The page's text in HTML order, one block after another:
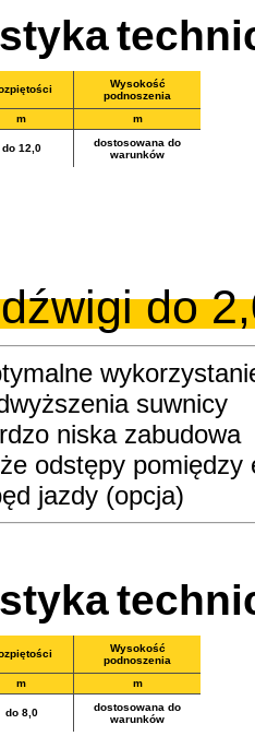
Wysokość
podnoszenia
m m
do 12,0
dostosowana do
warunków
do
suwnicy
niska zabudowa
odstępy
jazdy (opcja)
Wysokość
podnoszenia
m m
do 8,0
dostosowana do
warunków